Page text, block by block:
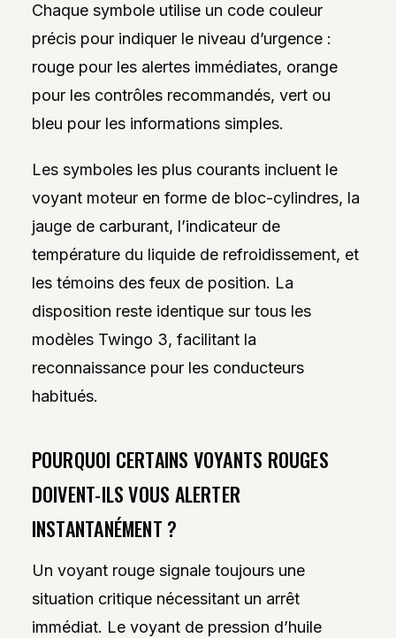
Chaque symbole utilise un code couleur
précis pour indiquer le niveau d’urgence :
rouge pour les alertes immédiates, orange
pour les contrôles recommandés, vert ou
bleu pour les informations simples.
Les symboles les plus courants incluent le
voyant moteur en forme de bloc-cylindres, la
jauge de carburant, l’indicateur de
température du liquide de refroidissement, et
les témoins des feux de position. La
disposition reste identique sur tous les
modèles Twingo 3, facilitant la
reconnaissance pour les conducteurs
habitués.
POURQUOI CERTAINS VOYANTS ROUGES
DOIVENT-ILS VOUS ALERTER
INSTANTANÉMENT ?
Un voyant rouge signale toujours une
situation critique nécessitant un arrêt
immédiat. Le voyant de pression d’huile